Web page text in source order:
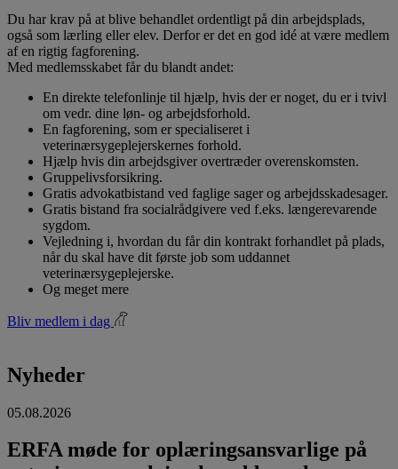
Du har krav på at blive behandlet ordentligt på din arbejdsplads,
også som lærling eller elev. Derfor er det en god idé at være medlem
af en rigtig fagforening.
Med medlemsskabet får du blandt andet:
En direkte telefonlinje til hjælp, hvis der er noget, du er i tvivl
om vedr. dine løn- og arbejdsforhold.
En fagforening, som er specialiseret i
veterinærsygeplejerskernes forhold.
Hjælp hvis din arbejdsgiver overtræder overenskomsten.
Gruppelivsforsikring.
Gratis advokatbistand ved faglige sager og arbejdsskadesager.
Gratis bistand fra socialrådgivere ved f.eks. længerevarende
sygdom.
Vejledning i, hvordan du får din kontrakt forhandlet på plads,
når du skal have dit første job som uddannet
veterinærsygeplejerske.
Og meget mere
Bliv medlem i dag
Nyheder
05.08.2026
ERFA møde for oplæringsansvarlige på